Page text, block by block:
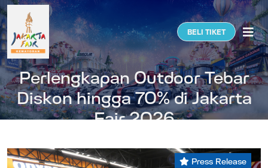
BELI TIKET
Perlengkapan Outdoor Tebar
Diskon hingga 70% di Jakarta
Fair 2026
Press Release